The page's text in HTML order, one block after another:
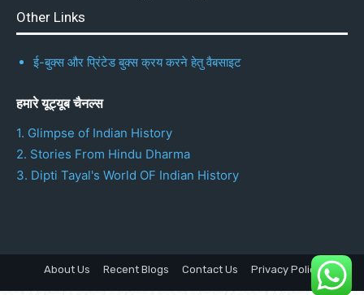
Other Links
ई-बुक्स और प्रिंटेड बुक्स क्रय करने हेतु वैबसाइट
हमारे यूट्यूब चैनल्स
1. Glimpse of Indian History
2. Stories From Hindu Dharma
3. Dipti Tayal's World OF Indian History
About Us Recent Blogs Contact Us Privacy Policy